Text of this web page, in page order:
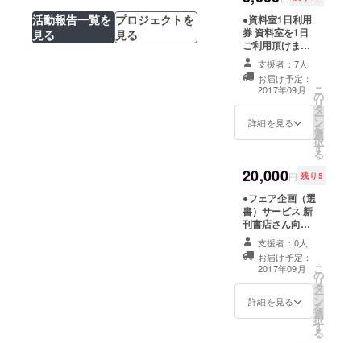
活動報告一覧を
見る
プロジェクトを
見る
復刻。2014
年創業。
後、店頭にてお
渡しします。 ●
コーヒーチケッ
ト5杯分 喫茶読
書ルームで提供
するコーヒーに
使用できるチ
ケット5杯分。ク
ディング終了後
に店頭でお渡し
●資料室1日利用
券 資料室を1日
ご利用頂けま
す。お好きな
コーヒー1杯付き
（飲食は喫茶読
書ルームでの提
供となりま
す）。資料室の
本運用は9月以降
ディング終了
後、店頭にてお
渡しします。 ●
探書サービス こ
れまで約300箇
所の色街を踏査
した店主が、貴
方の欲しい本を
じっくり時間を
す。欲しい情報
をヒアリング
支援者：7人
お届け予定：
2017年09月
詳細を見る
こ
の
リ
タ
ー
ン
を
選
択
す
る
20,000円 残り5
●フェア企画（選
書）サービス 新
刊書店さん向け
サービス。 カス
トリ書房店主、
遊里史研究家で
もある（株）カ
ストリ出版代表
の渡辺豪が貴店
支援者：0人
お届け予定：
2017年09月
詳細を見る
こ
の
リ
タ
ー
ン
を
選
択
す
る